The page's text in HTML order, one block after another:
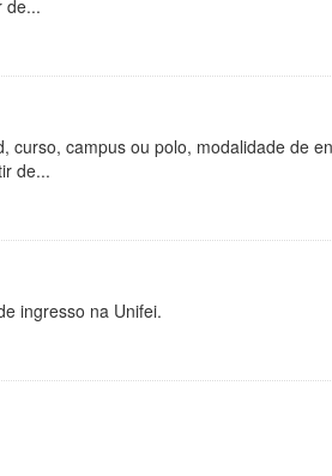
de...
curso, campus ou polo, modalidade de
de...
ingresso na Unifei.